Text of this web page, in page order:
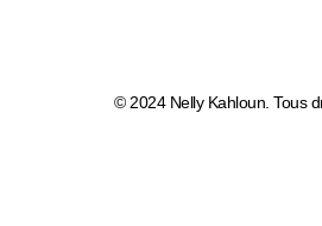
© 2024 Nelly Kahloun. Tous